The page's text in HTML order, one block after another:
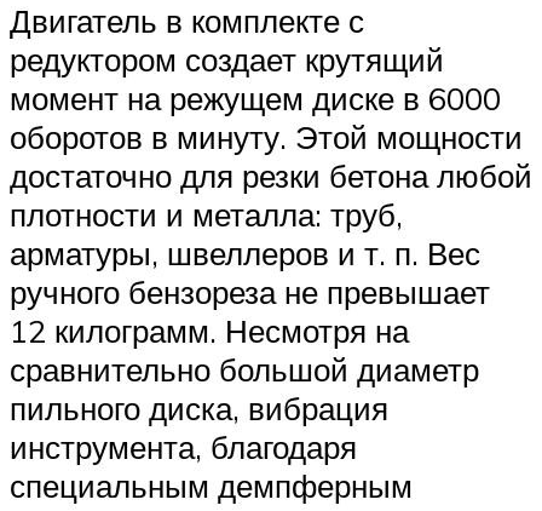
Двигатель в комплекте с
редуктором создает крутящий
момент на режущем диске в 6000
оборотов в минуту. Этой мощности
достаточно для резки бетона любой
плотности и металла: труб,
арматуры, швеллеров и т. п. Вес
ручного бензореза не превышает
12 килограмм. Несмотря на
сравнительно большой диаметр
пильного диска, вибрация
инструмента, благодаря
специальным демпферным